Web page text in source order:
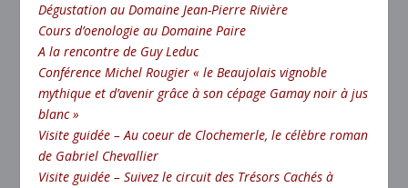
Dégustation au Domaine Jean-Pierre Rivière
Cours d’oenologie au Domaine Paire
A la rencontre de Guy Leduc
Conférence Michel Rougier « le Beaujolais vignoble
mythique et d’avenir grâce à son cépage Gamay noir à jus
blanc »
Visite guidée – Au coeur de Clochemerle, le célèbre roman
de Gabriel Chevallier
Visite guidée – Suivez le circuit des Trésors Cachés à